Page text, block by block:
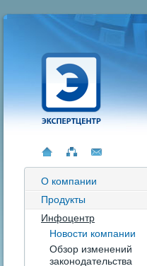
О компании
Продукты
Инфоцентр
Новости компании
Обзор изменений
законодательства